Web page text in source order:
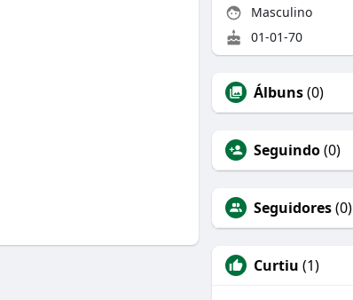
Masculino
01-01-70
Álbuns(0)
Seguindo(0)
Seguidores(0)
Curtiu (1)